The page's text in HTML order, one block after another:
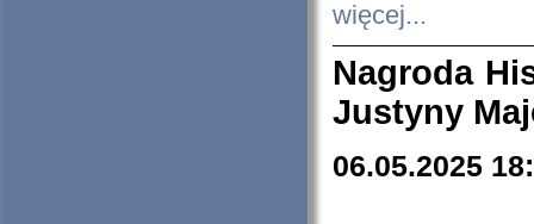
więcej...
Nagroda
Justyny
06.05.2025